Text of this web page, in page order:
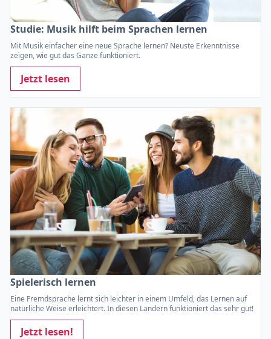
Studie: Musik hilft beim Sprachen lernen
Mit Musik einfacher eine neue Sprache lernen? Neuste Erkenntnisse
zeigen, wie gut das Ganze funktioniert.
Jetzt lesen
Spielerisch lernen
Eine Fremdsprache lernt sich leichter in einem Umfeld, das Lernen auf
natürliche Weise erleichtert. In diesen Ländern funktioniert das sehr gut!
Jetzt lesen!